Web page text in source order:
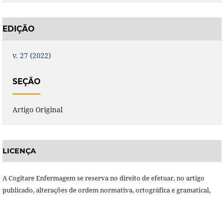
EDIÇÃO
v. 27 (2022)
SEÇÃO
Artigo Original
LICENÇA
A Cogitare Enfermagem se reserva no direito de efetuar, no artigo
publicado, alterações de ordem normativa, ortográfica e gramatical,